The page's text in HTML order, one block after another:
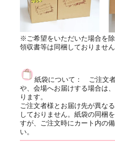
※ご希望をいただいた場合を
領収書等は同梱しておりません
紙袋について： ご注文
や、会場へお届けする場合は
ります。
ご注文者様とお届け先が異な
しておりません。紙袋の同梱
すが、ご注文時にカート内の
い。